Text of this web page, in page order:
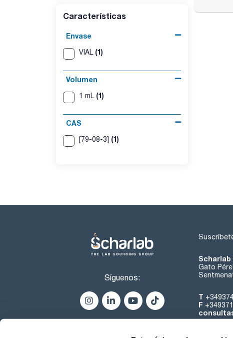
Características
Envase
VIAL (1)
Volumen
1 mL (1)
CAS
[79-08-3] (1)
Síguenos:
Scharlab
Gato
T
F